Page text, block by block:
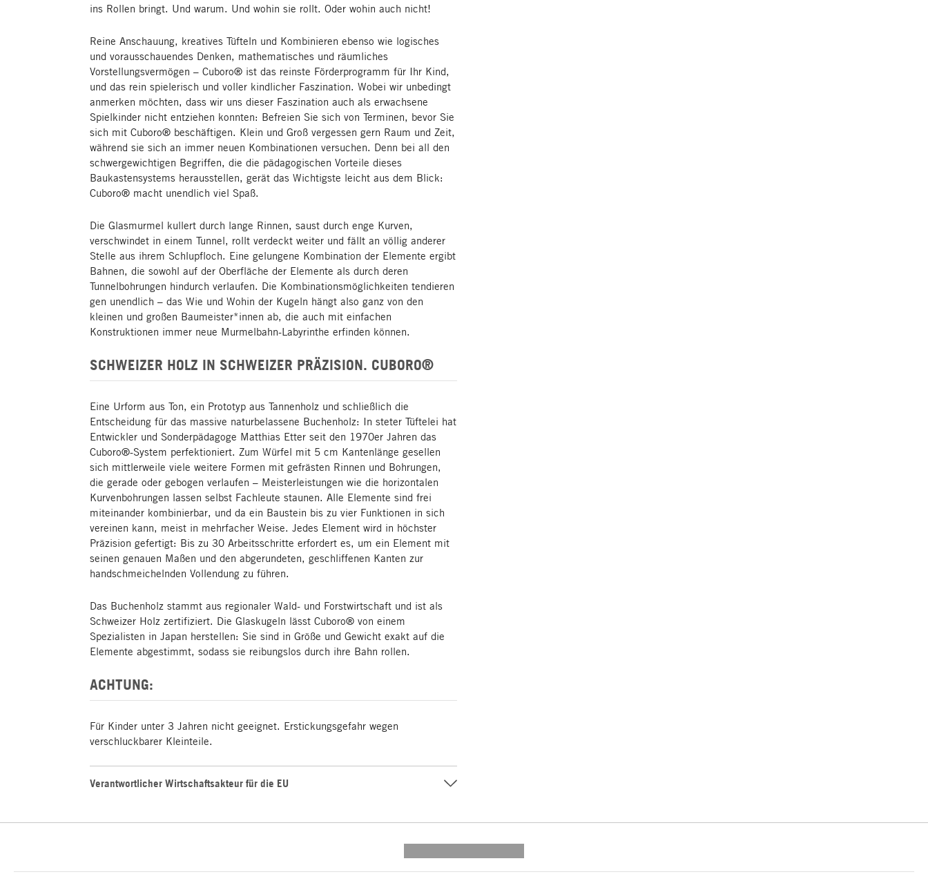
ins Rollen bringt. Und warum. Und wohin sie rollt. Oder wohin auch nicht!
Reine Anschauung, kreatives Tüfteln und Kombinieren ebenso wie logisches
und vorausschauendes Denken, mathematisches und räumliches
Vorstellungsvermögen – Cuboro® ist das reinste Förderprogramm für Ihr Kind,
und das rein spielerisch und voller kindlicher Faszination. Wobei wir unbedingt
anmerken möchten, dass wir uns dieser Faszination auch als erwachsene
Spielkinder nicht entziehen konnten: Befreien Sie sich von Terminen, bevor Sie
sich mit Cuboro® beschäftigen. Klein und Groß vergessen gern Raum und Zeit,
während sie sich an immer neuen Kombinationen versuchen. Denn bei all den
schwergewichtigen Begriffen, die die pädagogischen Vorteile dieses
Baukastensystems herausstellen, gerät das Wichtigste leicht aus dem Blick:
Cuboro® macht unendlich viel Spaß.
Die Glasmurmel kullert durch lange Rinnen, saust durch enge Kurven,
verschwindet in einem Tunnel, rollt verdeckt weiter und fällt an völlig anderer
Stelle aus ihrem Schlupfloch. Eine gelungene Kombination der Elemente ergibt
Bahnen, die sowohl auf der Oberfläche der Elemente als durch deren
Tunnelbohrungen hindurch verlaufen. Die Kombinationsmöglichkeiten tendieren
gen unendlich – das Wie und Wohin der Kugeln hängt also ganz von den
kleinen und großen Baumeister*innen ab, die auch mit einfachen
Konstruktionen immer neue Murmelbahn-Labyrinthe erfinden können.
SCHWEIZER HOLZ IN SCHWEIZER PRÄZISION. CUBORO®
Eine Urform aus Ton, ein Prototyp aus Tannenholz und schließlich die
Entscheidung für das massive naturbelassene Buchenholz: In steter Tüftelei hat
Entwickler und Sonderpädagoge Matthias Etter seit den 1970er Jahren das
Cuboro®-System perfektioniert. Zum Würfel mit 5 cm Kantenlänge gesellen
sich mittlerweile viele weitere Formen mit gefrästen Rinnen und Bohrungen,
die gerade oder gebogen verlaufen – Meisterleistungen wie die horizontalen
Kurvenbohrungen lassen selbst Fachleute staunen. Alle Elemente sind frei
miteinander kombinierbar, und da ein Baustein bis zu vier Funktionen in sich
vereinen kann, meist in mehrfacher Weise. Jedes Element wird in höchster
Präzision gefertigt: Bis zu 30 Arbeitsschritte erfordert es, um ein Element mit
seinen genauen Maßen und den abgerundeten, geschliffenen Kanten zur
handschmeichelnden Vollendung zu führen.
Das Buchenholz stammt aus regionaler Wald- und Forstwirtschaft und ist als
Schweizer Holz zertifiziert. Die Glaskugeln lässt Cuboro® von einem
Spezialisten in Japan herstellen: Sie sind in Größe und Gewicht exakt auf die
Elemente abgestimmt, sodass sie reibungslos durch ihre Bahn rollen.
ACHTUNG:
Für Kinder unter 3 Jahren nicht geeignet. Erstickungsgefahr wegen
verschluckbarer Kleinteile.
Verantwortlicher Wirtschaftsakteur für die EU